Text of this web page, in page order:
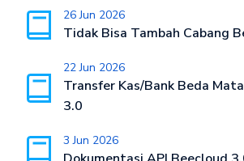
26 Jun 2026
Tidak Bisa Tambah Cabang
22 Jun 2026
Transfer Kas/Bank Beda
3.0
3 Jun 2026